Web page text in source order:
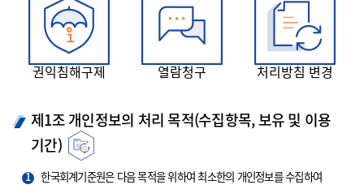
권익침해구제 열람청구 처리방침 변경
제1조 개인정보의 처리 목적(수집항목, 보유 및 이용
기간)
1
한국회계기준원은 다음 목적을 위하여 최소한의 개인정보를 수집하여